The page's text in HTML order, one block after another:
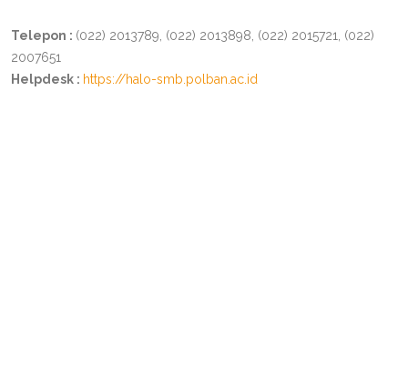
Telepon : (022) 2013789, (022) 2013898, (022) 2015721, (022)
2007651
Helpdesk : https://halo-smb.polban.ac.id